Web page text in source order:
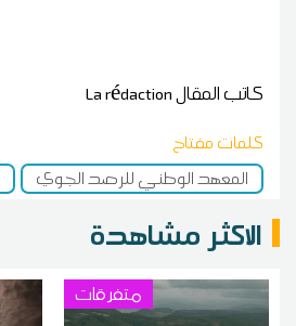
كاتب المقالLa rédaction
كلمات مفتاح
المعهد الوطني للرصد الجوي
الاكثر مشاهدة
متفرقات